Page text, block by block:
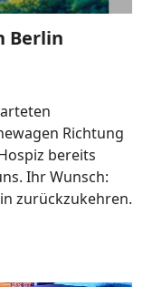
Berlin
Richtung
bereits
Ihr Wunsch:
zurückzukehren.